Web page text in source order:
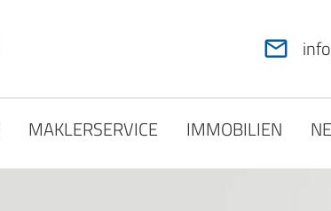
MAKLERSERVICE IMMOBILIEN